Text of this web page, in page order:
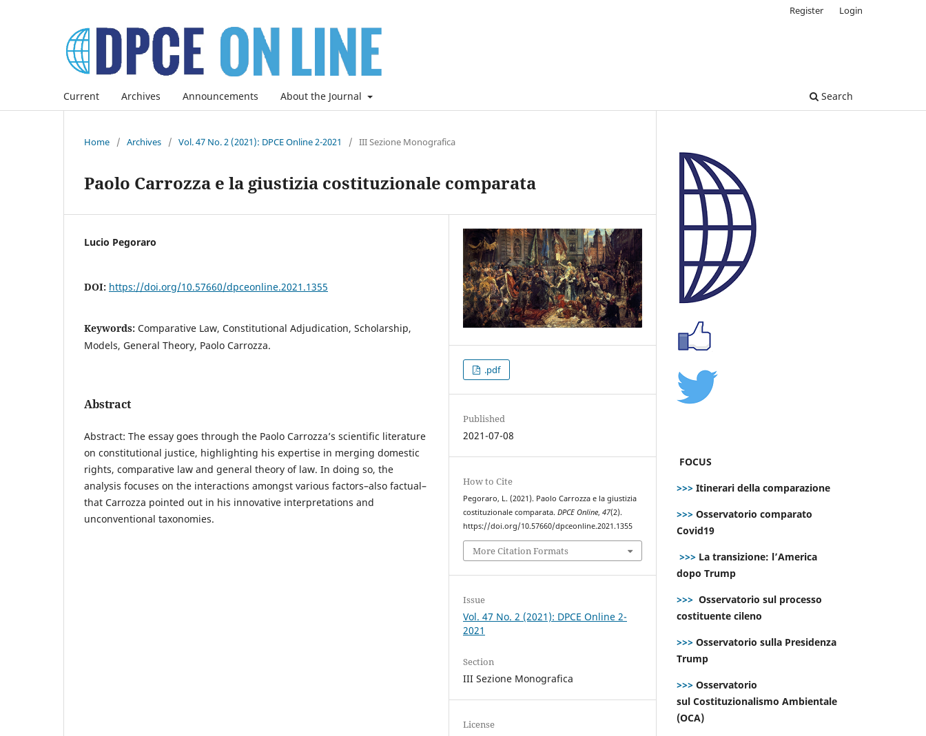
Current Archives Announcements About the Journal Search
Register Login
Home / Archives / Vol. 47 No. 2 (2021): DPCE Online 2-2021 / III Sezione Monografica
Paolo Carrozza e la giustizia costituzionale comparata
Lucio Pegoraro
DOI: https://doi.org/10.57660/dpceonline.2021.1355
Keywords: Comparative Law, Constitutional Adjudication, Scholarship,
Models, General Theory, Paolo Carrozza.
Abstract
Abstract: The essay goes through the Paolo Carrozza’s scientific literature
on constitutional justice, highlighting his expertise in merging domestic
rights, comparative law and general theory of law. In doing so, the
analysis focuses on the interactions amongst various factors–also factual–
that Carrozza pointed out in his innovative interpretations and
unconventional taxonomies.
.pdf
Published
2021-07-08
How to Cite
Pegoraro, L. (2021). Paolo Carrozza e la giustizia
costituzionale comparata.DPCE Online,47(2).
https://doi.org/10.57660/dpceonline.2021.1355
More Citation Formats
Issue
Vol. 47 No. 2 (2021): DPCE Online 2-
2021
Section
III Sezione Monografica
License
FOCUS
>>> Itinerari della comparazione
>>> Osservatorio comparato
Covid19
>>> La transizione: l’America
dopo Trump
>>> Osservatorio sul processo
costituente cileno
>>> Osservatorio sulla Presidenza
Trump
>>> Osservatorio
sul Costituzionalismo Ambientale
(OCA)